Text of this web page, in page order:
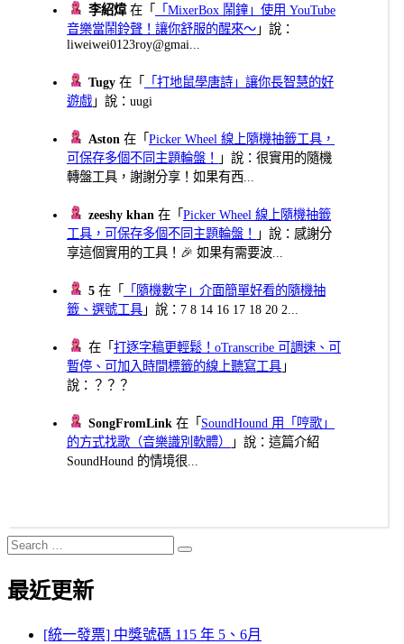
李紹煒在「
「MixerBox 鬧鐘」使用 YouTube
音樂當鬧鈴聲！讓你舒服的醒來～ 」說：
liweiwei0123roy@gmai...
Tugy 在「
「打地鼠學唐詩」讓你長智慧的好
遊戲 」說：uugi
Aston 在「Picker Wheel 線上隨機抽籤工具，
可保存多個不同主題輪盤！
」說：很實用的隨機
轉盤工具，謝謝分享！如果有西...
zeeshy khan 在「Picker Wheel 線上隨機抽籤
工具，可保存多個不同主題輪盤！
」說：感謝分
享這個實用的工具！🎉 如果有需要波...
5 在「
「隨機數字」介面簡單好看的隨機抽
籤、選號工具 」說：7 8 14 16 17 18 20 2...
在「打逐字稿更輕鬆！oTranscribe 可調速、可
暫停、可加入時間標籤的線上聽寫工具 」
說：？？？
SongFromLink 在「 SoundHound 用「哼歌」
的方式找歌（音樂識別軟體）
」說：這篇介紹
SoundHound 的情境很...
Search
for:
Search
最近更新
[統一發票] 中獎號碼 115 年 5、6月